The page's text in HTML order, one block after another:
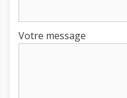
Votre message